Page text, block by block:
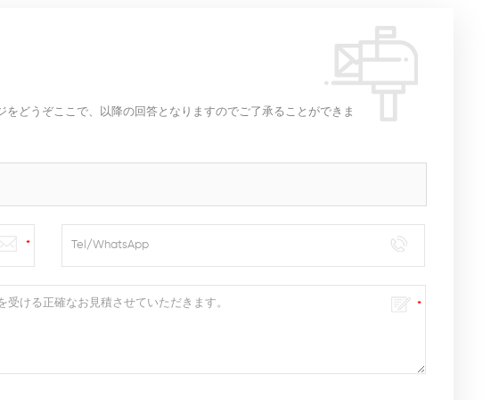
どうぞここで、以降の回答となりますのでご了承ることができま